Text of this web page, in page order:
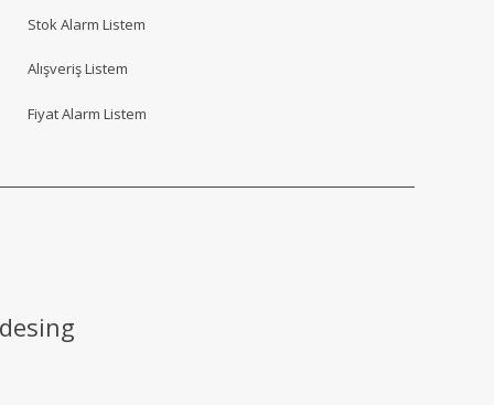
Stok Alarm Listem
Alışveriş Listem
Fiyat Alarm Listem